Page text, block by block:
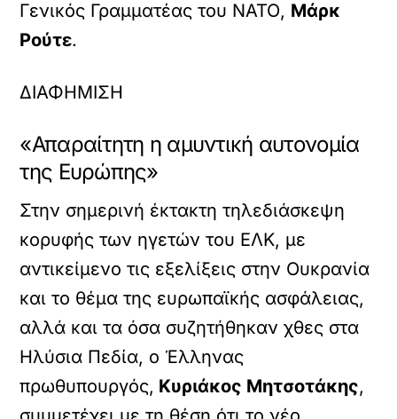
Γενικός Γραμματέας του ΝΑΤΟ, Μάρκ
Ρούτε.
ΔΙΑΦΗΜΙΣΗ
«Απαραίτητη η αμυντική αυτονομία
της Ευρώπης»
Στην σημερινή έκτακτη τηλεδιάσκεψη
κορυφής των ηγετών του ΕΛΚ, με
αντικείμενο τις εξελίξεις στην Ουκρανία
και το θέμα της ευρωπαϊκής ασφάλειας,
αλλά και τα όσα συζητήθηκαν χθες στα
Ηλύσια Πεδία, ο Έλληνας
πρωθυπουργός, Κυριάκος Μητσοτάκης,